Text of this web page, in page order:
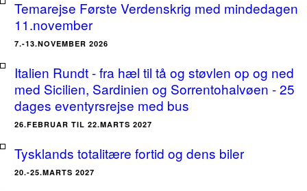
Temarejse Første Verdenskrig med mindedagen
11.november
7.-13.NOVEMBER 2026
Italien Rundt - fra hæl til tå og støvlen op og ned
med Sicilien, Sardinien og Sorrentohalvøen - 25
dages eventyrsrejse med bus
26.FEBRUAR TIL 22.MARTS 2027
Tysklands totalitære fortid og dens biler
20.-25.MARTS 2027